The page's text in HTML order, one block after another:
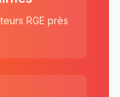
RGE près